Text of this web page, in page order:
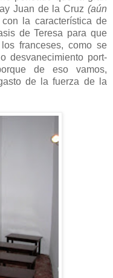
Juan de la Cruz (aún
la característica de
de Teresa para que
franceses, como se
desvanecimiento port-
de eso vamos,
de la fuerza de la